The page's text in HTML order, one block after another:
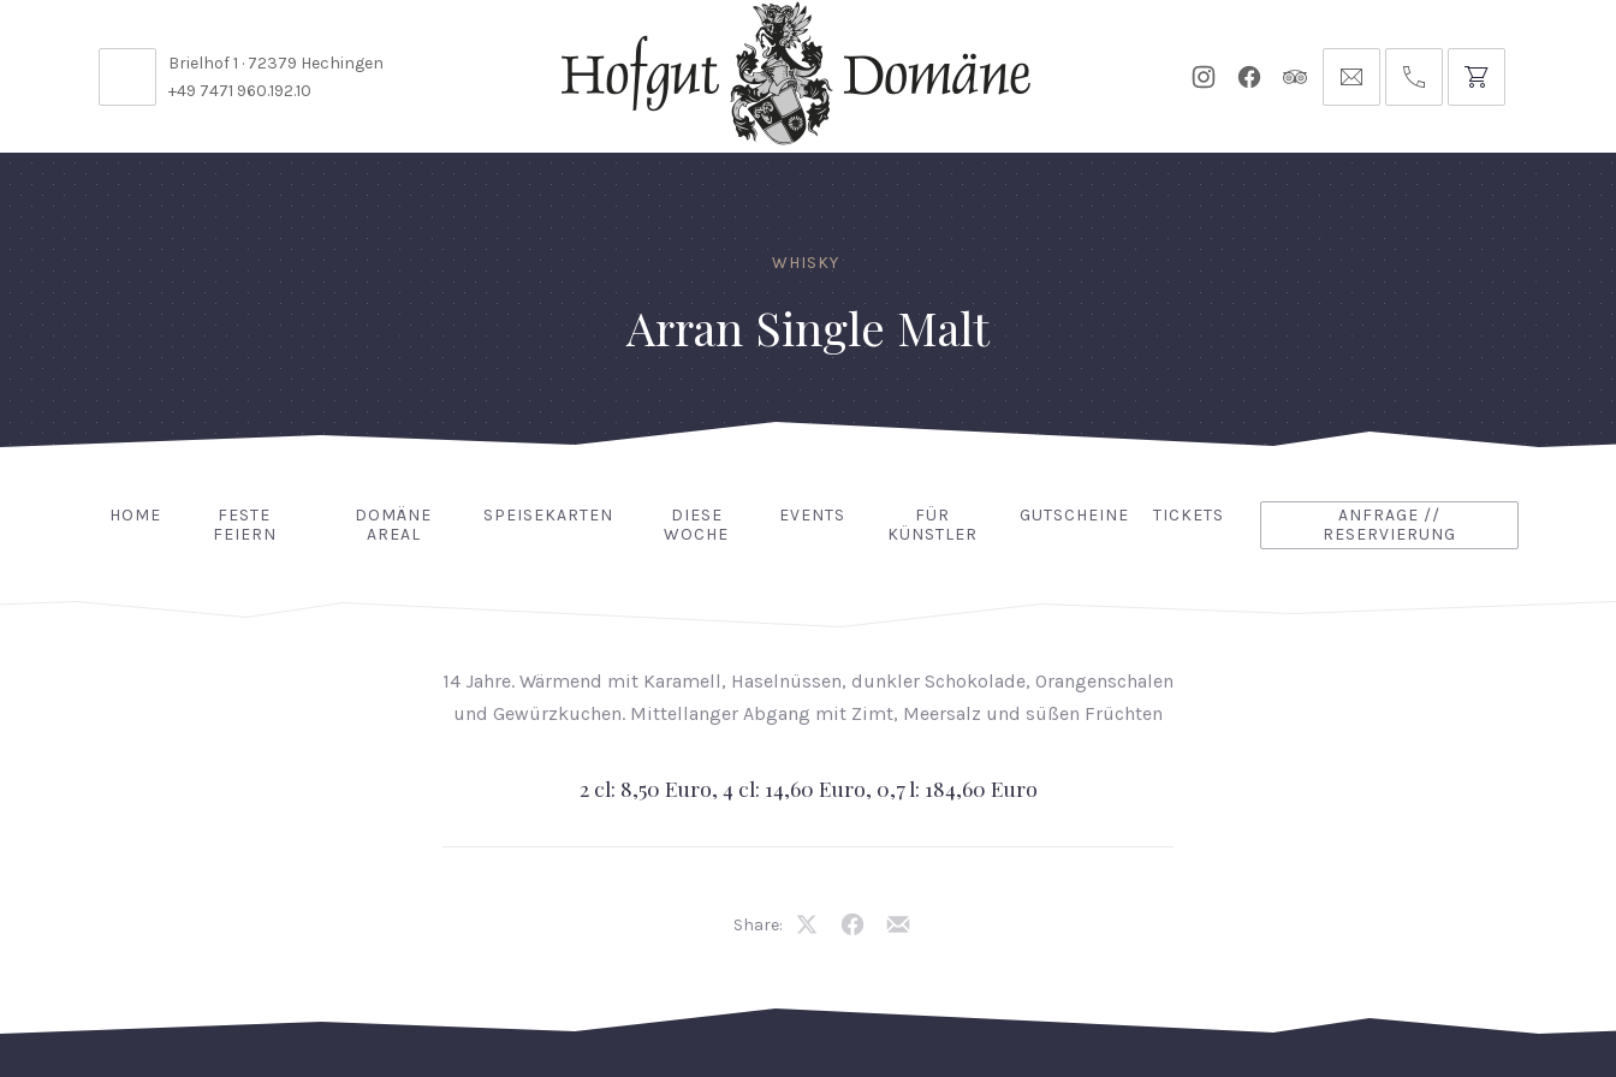
Brielhof 1 · 72379 Hechingen
+49 7471 960.192.10
NeuesNeuesNeues info@hofgut-0049747196019210
WHISKY
Arran Single Malt
HOME
FESTE
FEIERN
DOMÄNE
AREAL
SPEISEKARTEN
DIESE
WOCHE
EVENTS
FÜR
KÜNSTLER
GUTSCHEINE TICKETS
ANFRAGE //
RESERVIERUNG
14 Jahre. Wärmend mit Karamell, Haselnüssen, dunkler Schokolade, Orangenschalen
und Gewürzkuchen. Mittellanger Abgang mit Zimt, Meersalz und süßen Früchten
2 cl: 8,50 Euro, 4 cl: 14,60 Euro, 0,7 l: 184,60 Euro
Share:
ShareShareShare